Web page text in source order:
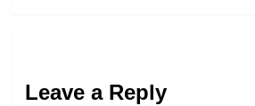
Leave a Reply